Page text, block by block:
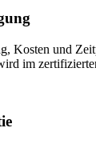
Kosten und
im